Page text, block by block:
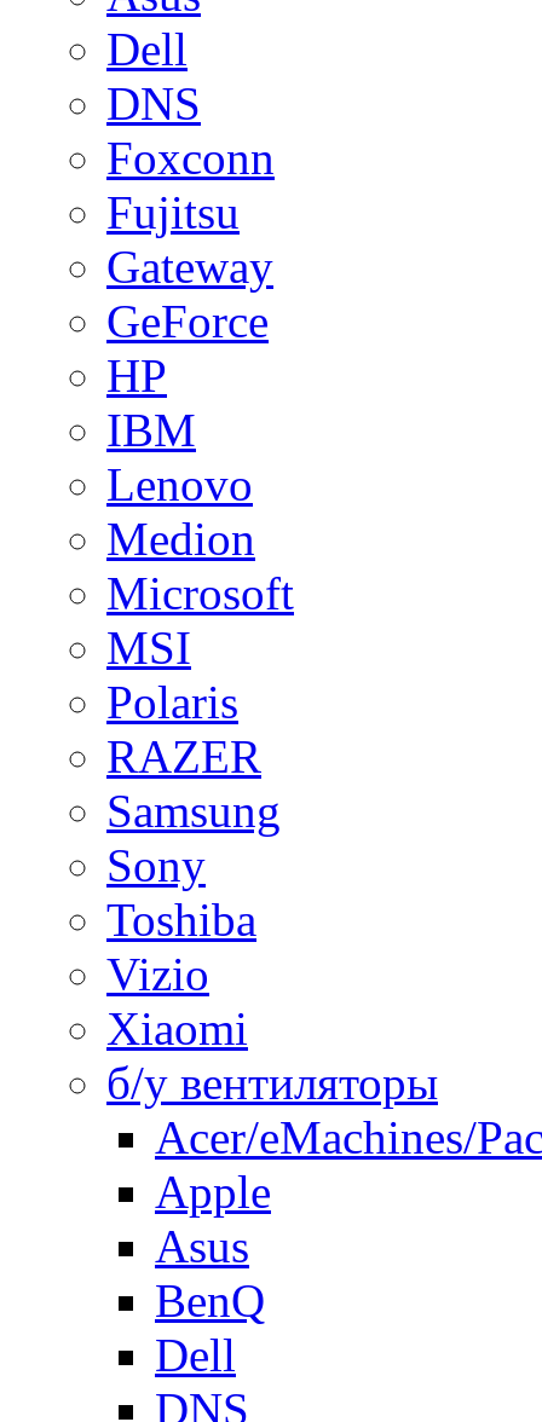
Dell
DNS
Foxconn
Fujitsu
Gateway
GeForce
HP
IBM
Lenovo
Medion
Microsoft
MSI
Polaris
RAZER
Samsung
Sony
Toshiba
Vizio
Xiaomi
б/у вентиляторы
Acer/eMachines/
Apple
Asus
BenQ
Dell
DNS